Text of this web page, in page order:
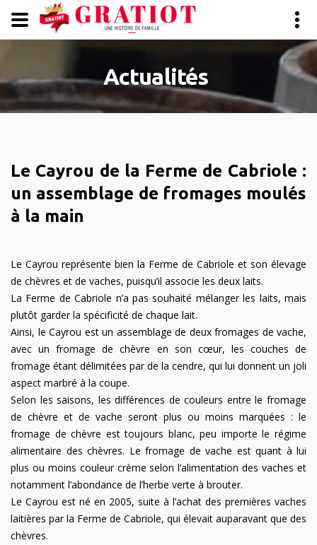
Panneau de gestion des cookies
Actualités
Le Cayrou de la Ferme de Cabriole :
un assemblage de fromages moulés
à la main
Le Cayrou représente bien la Ferme de Cabriole et son élevage
de chèvres et de vaches, puisqu’il associe les deux laits.
La Ferme de Cabriole n’a pas souhaité mélanger les laits, mais
plutôt garder la spécificité de chaque lait.
Ainsi, le Cayrou est un assemblage de deux fromages de vache,
avec un fromage de chèvre en son cœur, les couches de
fromage étant délimitées par de la cendre, qui lui donnent un joli
aspect marbré à la coupe.
Selon les saisons, les différences de couleurs entre le fromage
de chèvre et de vache seront plus ou moins marquées : le
fromage de chèvre est toujours blanc, peu importe le régime
alimentaire des chèvres. Le fromage de vache est quant à lui
plus ou moins couleur crème selon l’alimentation des vaches et
notamment l’abondance de l’herbe verte à brouter.
Le Cayrou est né en 2005, suite à l’achat des premières vaches
laitières par la Ferme de Cabriole, qui élevait auparavant que des
chèvres.